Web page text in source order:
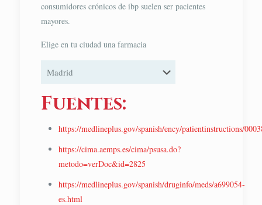
consumidores crónicos de ibp suelen ser pacientes
mayores.
Elige en tu ciudad una farmacia
Fuentes:
https://medlineplus.gov/spanish/ency/patientinstructions/
https://cima.aemps.es/cima/psusa.do?
metodo=verDoc&id=2825
https://medlineplus.gov/spanish/druginfo/meds/a699054-
es.html